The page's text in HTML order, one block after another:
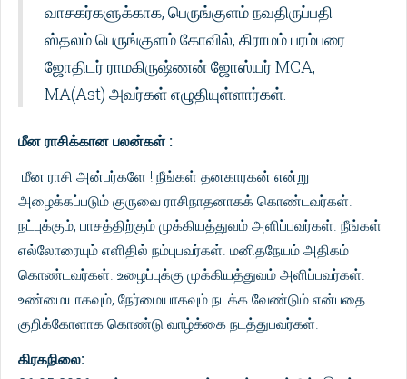
வாசகர்களுக்காக, பெருங்குளம் நவதிருப்பதி
ஸ்தலம் பெருங்குளம் கோவில், கிராமம் பரம்பரை
ஜோதிடர் ராமகிருஷ்ணன் ஜோஸ்யர் MCA,
MA(Ast) அவர்கள் எழுதியுள்ளார்கள்.
மீன ராசிக்கான பலன்கள் :
மீன ராசி அன்பர்களே ! நீங்கள் தனகாரகன் என்று
அழைக்கப்படும் குருவை ராசிநாதனாகக் கொண்டவர்கள்.
நட்புக்கும், பாசத்திற்கும் முக்கியத்துவம் அளிப்பவர்கள். நீங்கள்
எல்லோரையும் எளிதில் நம்புபவர்கள். மனிதநேயம் அதிகம்
கொண்டவர்கள். உழைப்புக்கு முக்கியத்துவம் அளிப்பவர்கள்.
உண்மையாகவும், நேர்மையாகவும் நடக்க வேண்டும் என்பதை
குறிக்கோளாக கொண்டு வாழ்க்கை நடத்துபவர்கள்.
கிரகநிலை: